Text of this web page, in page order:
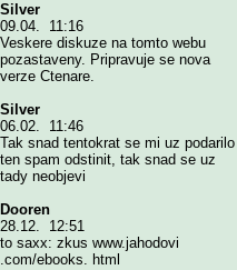
Silver
09.04. 11:16
Veskere diskuze na tomto webu
pozastaveny. Pripravuje se nova
verze Ctenare.
Silver
06.02. 11:46
Tak snad tentokrat se mi uz podarilo
ten spam odstinit, tak snad se uz
tady neobjevi
Dooren
28.12. 12:51
to saxx: zkus www.jahodovi
.com/ebooks. html